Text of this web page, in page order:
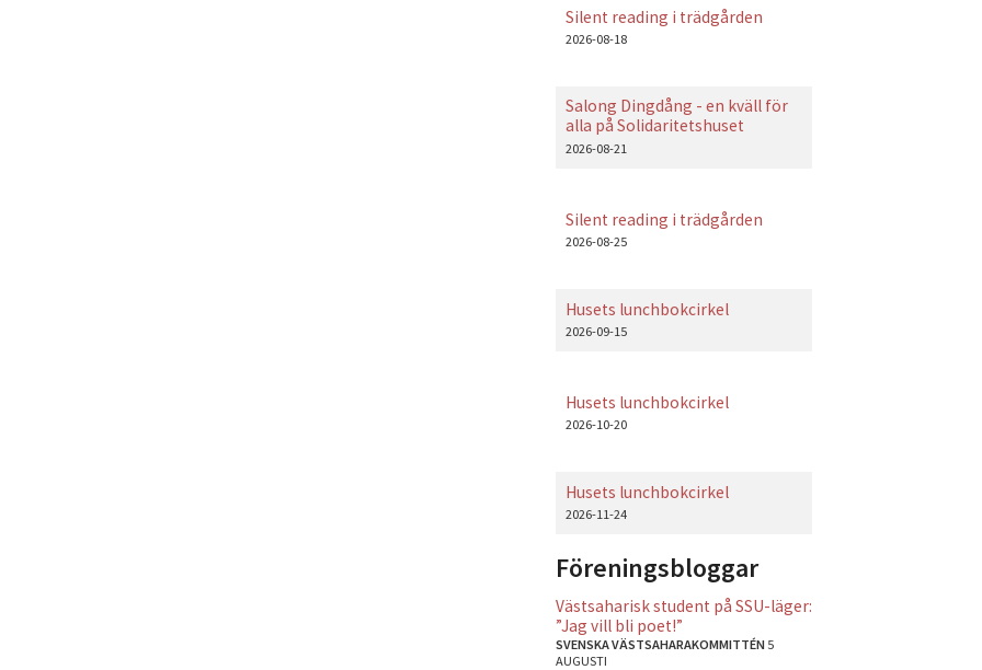
Silent reading i trädgården
2026-08-18
Salong Dingdång - en kväll för
alla på Solidaritetshuset
2026-08-21
Silent reading i trädgården
2026-08-25
Husets lunchbokcirkel
2026-09-15
Husets lunchbokcirkel
2026-10-20
Husets lunchbokcirkel
2026-11-24
Föreningsbloggar
Västsaharisk student på SSU-läger:
”Jag vill bli poet!”
SVENSKA VÄSTSAHARAKOMMITTÉN 5
AUGUSTI